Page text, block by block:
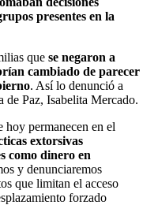
presentes en la
que se negaron a
cambiado de parecer
. Así lo denunció a
de Paz, Isabelita Mercado.
permanecen en el
extorsivas
como dinero en
y denunciaremos
que limitan el acceso
forzado